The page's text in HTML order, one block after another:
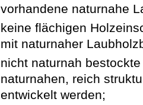
vorhandene naturnahe
keine flächigen
mit naturnaher
nicht naturnah
naturnahen, reich
entwickelt werden;